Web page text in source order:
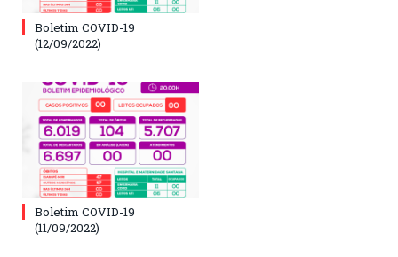
Boletim COVID-19
(12/09/2022)
Boletim COVID-19
(11/09/2022)